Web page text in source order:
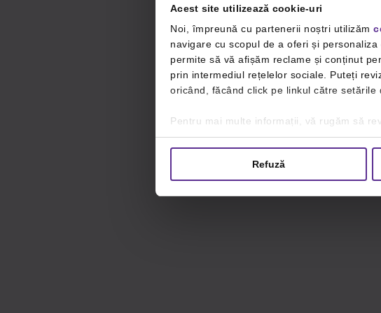
Acest site utilizează cookie-uri
Noi, împreună cu partenerii noștri utilizăm
navigare cu scopul de a oferi și
permite să vă afișăm reclame și conținut
prin intermediul rețelelor sociale. Puteți
oricând, făcând click pe linkul către setările
Pentru mai multe informații, vă rugăm să
Refuză